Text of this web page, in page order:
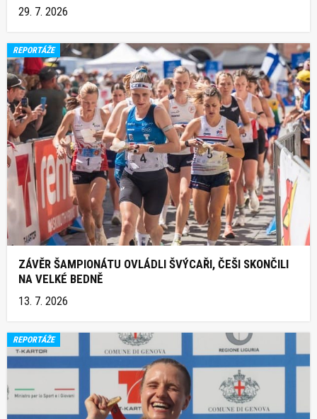
29. 7. 2026
REPORTÁŽE
ZÁVĚR ŠAMPIONÁTU OVLÁDLI ŠVÝCAŘI, ČEŠI SKONČILI
NA VELKÉ BEDNĚ
13. 7. 2026
REPORTÁŽE